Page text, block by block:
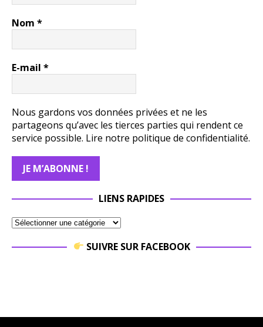
Nom *
E-mail *
Nous gardons vos données privées et ne les
partageons qu’avec les tierces parties qui rendent ce
service possible. Lire notre politique de confidentialité.
LIENS RAPIDES
SUIVRE SUR FACEBOOK